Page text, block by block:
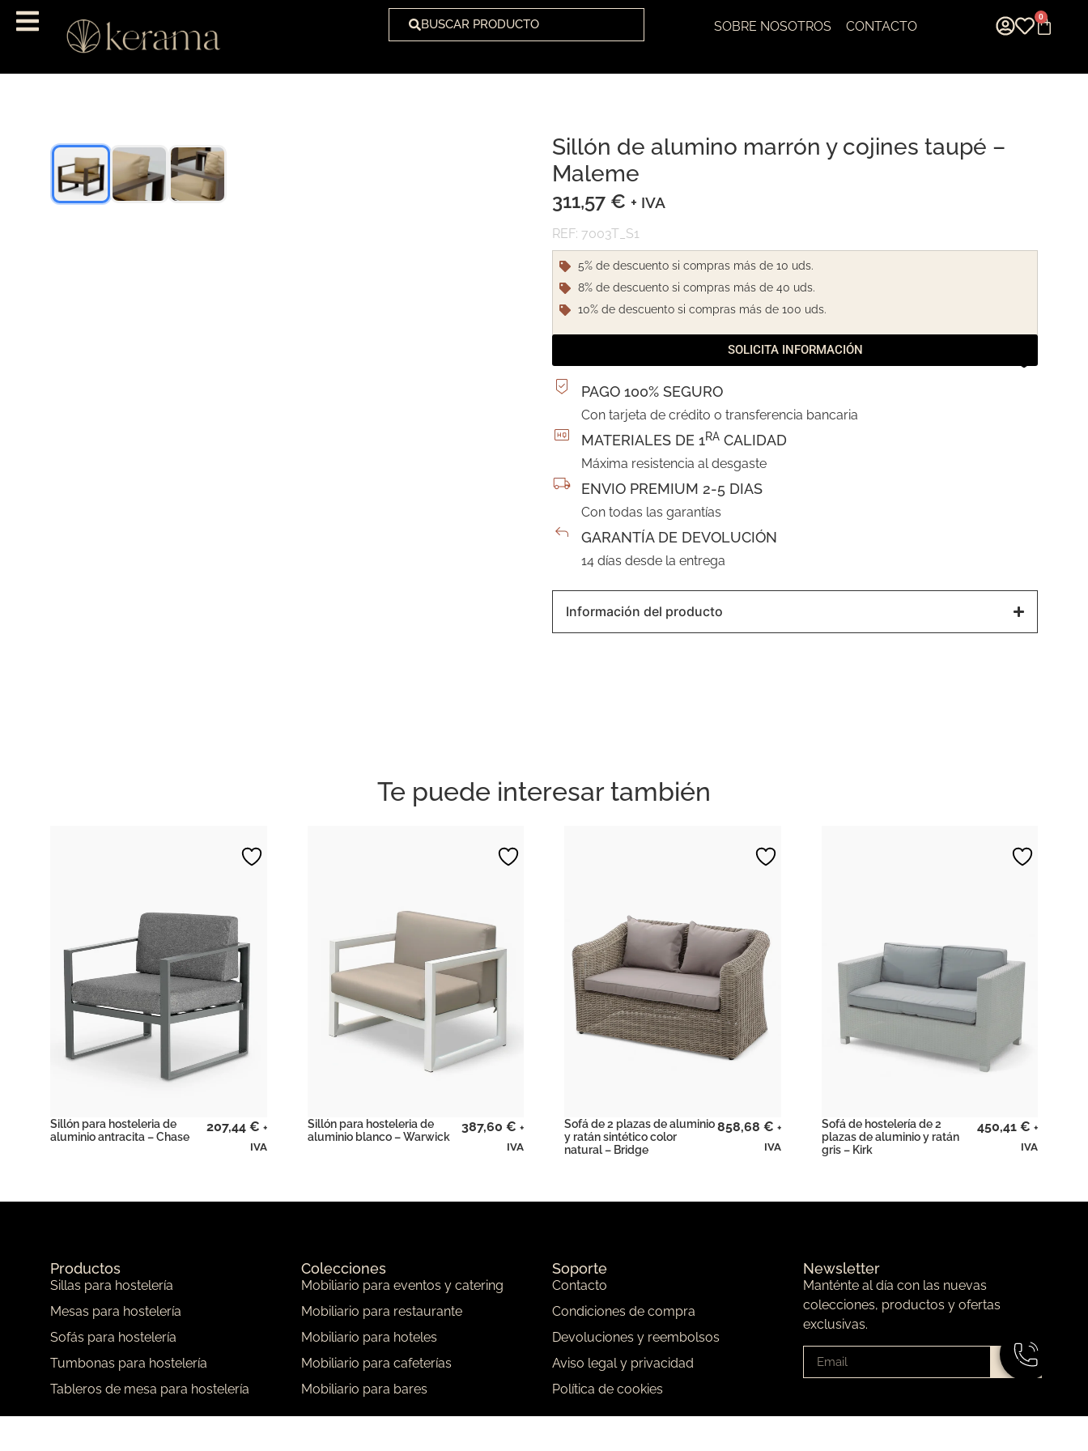
BUSCAR PRODUCTO SOBRE NOSOTROS CONTACTO
0
Sillón de alumino marrón y cojines taupé –
Maleme
311,57 € + IVA
REF: 7003T_S1
5% de descuento si compras más de 10 uds.
8% de descuento si compras más de 40 uds.
10% de descuento si compras más de 100 uds.
SOLICITA INFORMACIÓN
PAGO 100% SEGURO
Con tarjeta de crédito o transferencia bancaria
MATERIALES DE 1RA CALIDAD
Máxima resistencia al desgaste
ENVIO PREMIUM 2-5 DIAS
Con todas las garantías
GARANTÍA DE DEVOLUCIÓN
14 días desde la entrega
Información del producto
Te puede interesar también
Sillón para hosteleria de
aluminio antracita – Chase
207,44 € +
IVA
Sillón para hosteleria de
aluminio blanco – Warwick
387,60 € +
IVA
Sofá de 2 plazas de aluminio
y ratán sintético color
natural – Bridge
858,68 € +
IVA
Sofá de hostelería de 2
plazas de aluminio y ratán
gris – Kirk
450,41 € +
IVA
Productos
Sillas para hostelería
Mesas para hostelería
Sofás para hostelería
Tumbonas para hostelería
Tableros de mesa para hostelería
Colecciones
Mobiliario para eventos y catering
Mobiliario para restaurante
Mobiliario para hoteles
Mobiliario para cafeterías
Mobiliario para bares
Soporte
Contacto
Condiciones de compra
Devoluciones y reembolsos
Aviso legal y privacidad
Política de cookies
Newsletter
Manténte al día con las nuevas
colecciones, productos y ofertas
exclusivas.